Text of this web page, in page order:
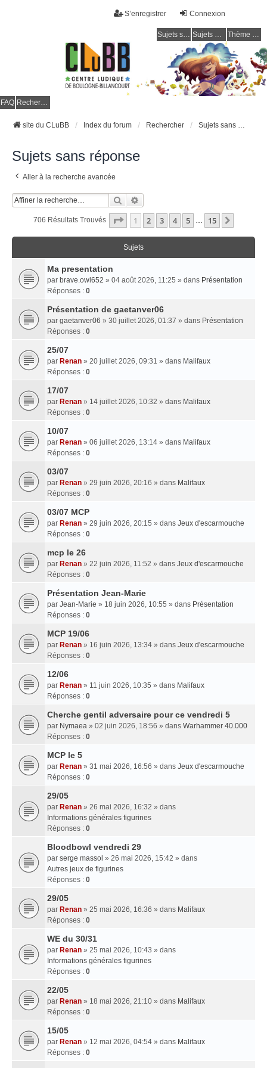
Connexion
S’enregistrer
Sujets sans réponse Sujets actifs Thème clair / foncé
FAQ Rechercher
site du CLuBB Index du forum Rechercher Sujets sans réponse
Sujets sans réponse
Aller à la recherche avancée
Rechercher
706 Résultats Trouvés Page 1Sur
1 2 3 4 5 … 15
Sujets
Ma presentation
par brave.owl652 » 04 août 2026, 11:25 » dans Présentation
Réponses : 0
Présentation de gaetanver06
par gaetanver06 » 30 juillet 2026, 01:37 » dans Présentation
Réponses : 0
25/07
par Renan » 20 juillet 2026, 09:31 » dans Malifaux
Réponses : 0
17/07
par Renan » 14 juillet 2026, 10:32 » dans Malifaux
Réponses : 0
10/07
par Renan » 06 juillet 2026, 13:14 » dans Malifaux
Réponses : 0
03/07
par Renan » 29 juin 2026, 20:16 » dans Malifaux
Réponses : 0
03/07 MCP
par Renan » 29 juin 2026, 20:15 » dans Jeux d'escarmouche
Réponses : 0
mcp le 26
par Renan » 22 juin 2026, 11:52 » dans Jeux d'escarmouche
Réponses : 0
Présentation Jean-Marie
par Jean-Marie » 18 juin 2026, 10:55 » dans Présentation
Réponses : 0
MCP 19/06
par Renan » 16 juin 2026, 13:34 » dans Jeux d'escarmouche
Réponses : 0
12/06
par Renan » 11 juin 2026, 10:35 » dans Malifaux
Réponses : 0
Cherche gentil adversaire pour ce vendredi 5
par Nymaea » 02 juin 2026, 18:56 » dans Warhammer 40.000
Réponses : 0
MCP le 5
par Renan » 31 mai 2026, 16:56 » dans Jeux d'escarmouche
Réponses : 0
29/05
par Renan » 26 mai 2026, 16:32 » dans
Informations générales figurines
Réponses : 0
Bloodbowl vendredi 29
par serge massol » 26 mai 2026, 15:42 » dans
Autres jeux de figurines
Réponses : 0
29/05
par Renan » 25 mai 2026, 16:36 » dans Malifaux
Réponses : 0
WE du 30/31
par Renan » 25 mai 2026, 10:43 » dans
Informations générales figurines
Réponses : 0
22/05
par Renan » 18 mai 2026, 21:10 » dans Malifaux
Réponses : 0
15/05
par Renan » 12 mai 2026, 04:54 » dans Malifaux
Réponses : 0